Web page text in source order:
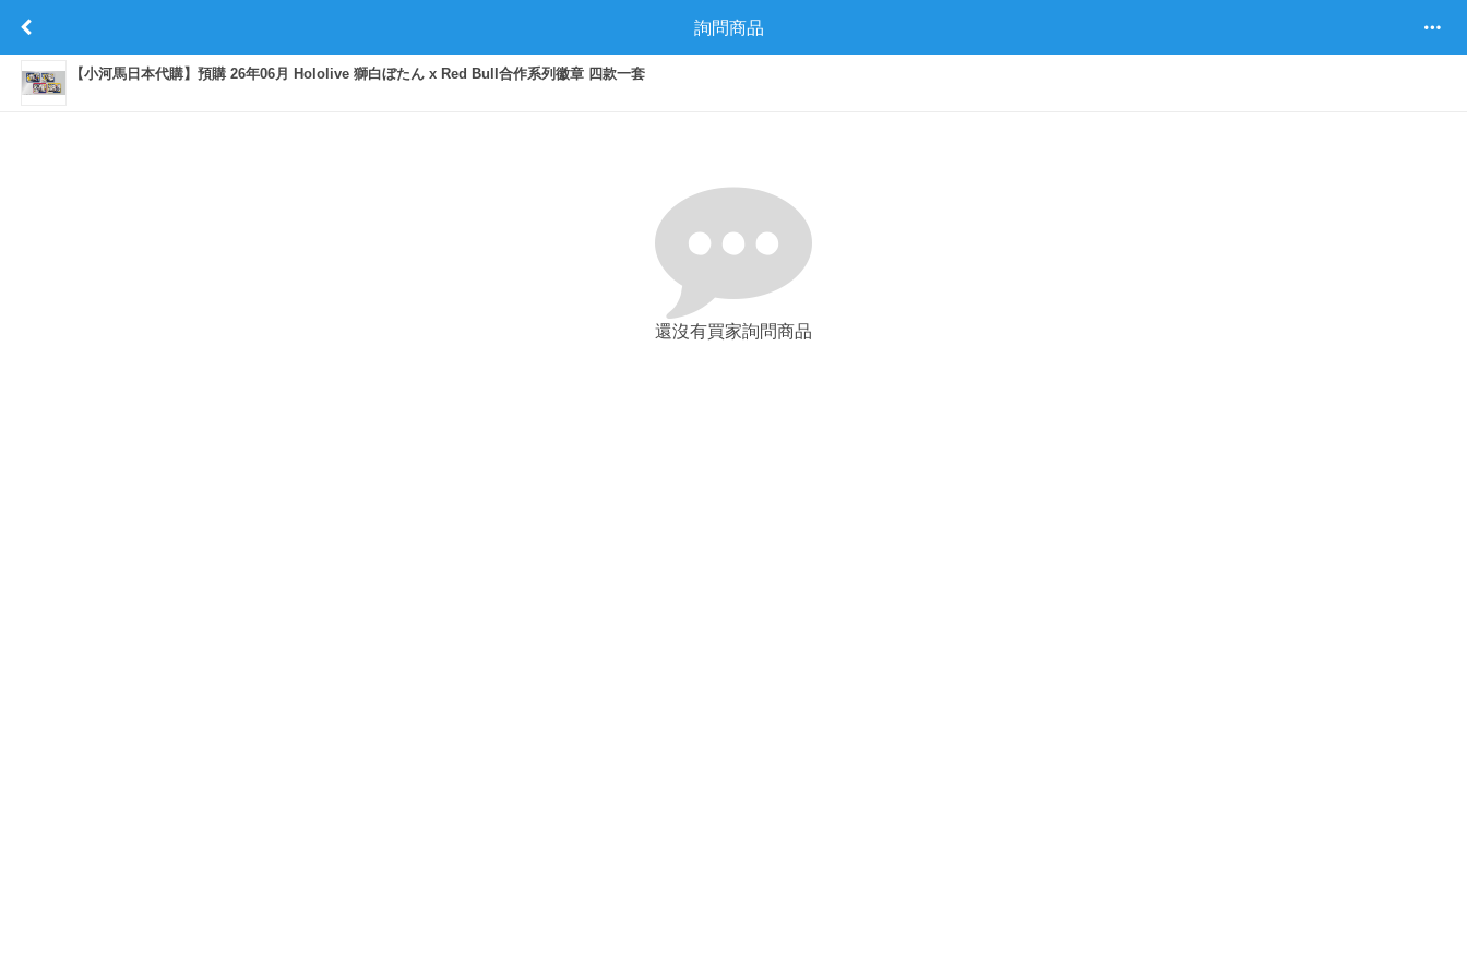
詢問商品
【小河馬日本代購】預購 26年06月 Hololive 獅白ぼたん x Red Bull合作系列徽章 四款一套
還沒有買家詢問商品